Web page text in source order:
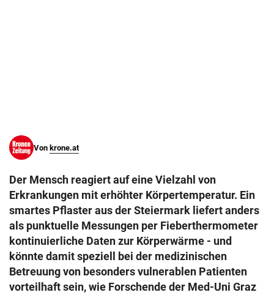
Von krone.at
Der Mensch reagiert auf eine Vielzahl von
Erkrankungen mit erhöhter Körpertemperatur. Ein
smartes Pflaster aus der Steiermark liefert anders
als punktuelle Messungen per Fieberthermometer
kontinuierliche Daten zur Körperwärme - und
könnte damit speziell bei der medizinischen
Betreuung von besonders vulnerablen Patienten
vorteilhaft sein, wie Forschende der Med-Uni Graz